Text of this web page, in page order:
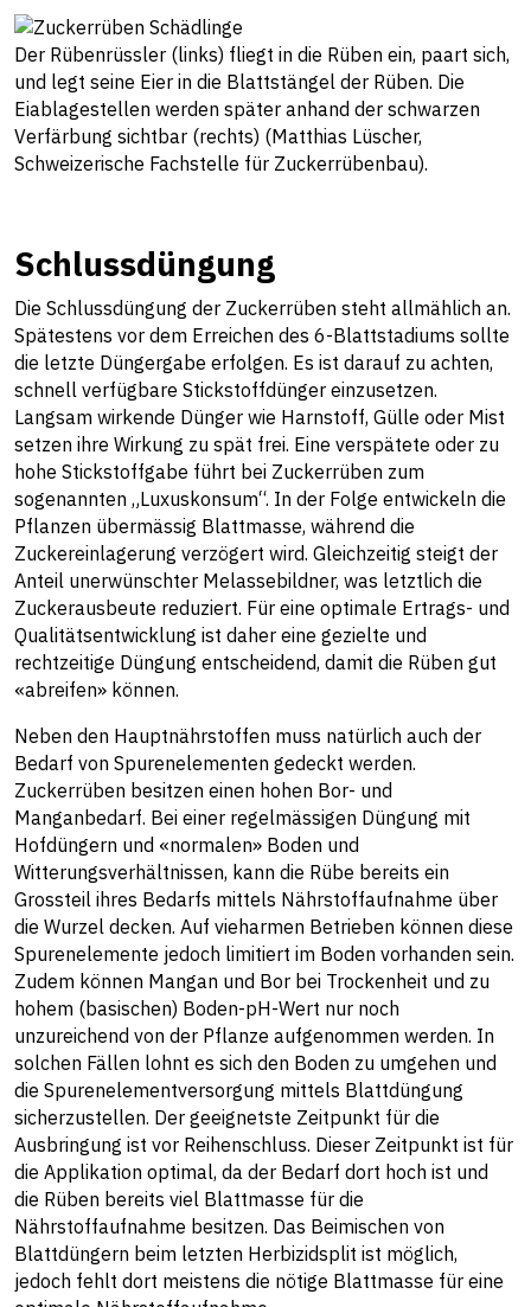
Der Rübenrüssler (links) fliegt in die Rüben ein, paart sich,
und legt seine Eier in die Blattstängel der Rüben. Die
Eiablagestellen werden später anhand der schwarzen
Verfärbung sichtbar (rechts) (Matthias Lüscher,
Schweizerische Fachstelle für Zuckerrübenbau).
Schlussdüngung
Die Schlussdüngung der Zuckerrüben steht allmählich an.
Spätestens vor dem Erreichen des 6-Blattstadiums sollte
die letzte Düngergabe erfolgen. Es ist darauf zu achten,
schnell verfügbare Stickstoffdünger einzusetzen.
Langsam wirkende Dünger wie Harnstoff, Gülle oder Mist
setzen ihre Wirkung zu spät frei. Eine verspätete oder zu
hohe Stickstoffgabe führt bei Zuckerrüben zum
sogenannten „Luxuskonsum“. In der Folge entwickeln die
Pflanzen übermässig Blattmasse, während die
Zuckereinlagerung verzögert wird. Gleichzeitig steigt der
Anteil unerwünschter Melassebildner, was letztlich die
Zuckerausbeute reduziert. Für eine optimale Ertrags- und
Qualitätsentwicklung ist daher eine gezielte und
rechtzeitige Düngung entscheidend, damit die Rüben gut
«abreifen» können.
Neben den Hauptnährstoffen muss natürlich auch der
Bedarf von Spurenelementen gedeckt werden.
Zuckerrüben besitzen einen hohen Bor- und
Manganbedarf. Bei einer regelmässigen Düngung mit
Hofdüngern und «normalen» Boden und
Witterungsverhältnissen, kann die Rübe bereits ein
Grossteil ihres Bedarfs mittels Nährstoffaufnahme über
die Wurzel decken. Auf vieharmen Betrieben können diese
Spurenelemente jedoch limitiert im Boden vorhanden sein.
Zudem können Mangan und Bor bei Trockenheit und zu
hohem (basischen) Boden-pH-Wert nur noch
unzureichend von der Pflanze aufgenommen werden. In
solchen Fällen lohnt es sich den Boden zu umgehen und
die Spurenelementversorgung mittels Blattdüngung
sicherzustellen. Der geeignetste Zeitpunkt für die
Ausbringung ist vor Reihenschluss. Dieser Zeitpunkt ist für
die Applikation optimal, da der Bedarf dort hoch ist und
die Rüben bereits viel Blattmasse für die
Nährstoffaufnahme besitzen. Das Beimischen von
Blattdüngern beim letzten Herbizidsplit ist möglich,
jedoch fehlt dort meistens die nötige Blattmasse für eine